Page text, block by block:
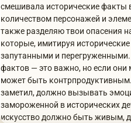
смешивала исторические
количеством персонажей и
также разделяю твои опасения
которые, имитируя
запутанными и
фактов — это важно, но если
может быть
заметил, должно вызывать
замороженной в исторических
искусство должно быть живым, д